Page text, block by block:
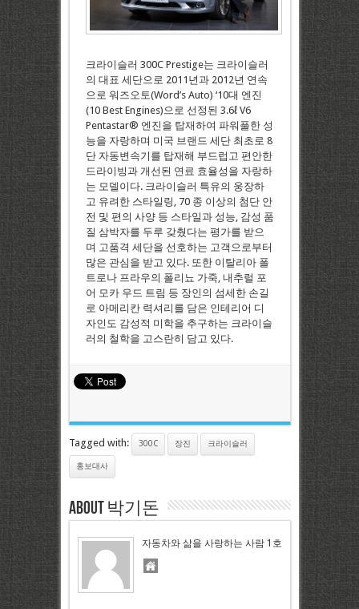
크라이슬러 300C Prestige는 크라이슬러
의 대표 세단으로 2011년과 2012년 연속
으로 워즈오토(Word’s Auto) ‘10대 엔진
(10 Best Engines)으로 선정된 3.6ℓ V6
Pentastar® 엔진을 탑재하여 파워풀한 성
능을 자랑하며 미국 브랜드 세단 최초로 8
단 자동변속기를 탑재해 부드럽고 편안한
드라이빙과 개선된 연료 효율성을 자랑하
는 모델이다. 크라이슬러 특유의 웅장하
고 유려한 스타일링, 70 종 이상의 첨단 안
전 및 편의 사양 등 스타일과 성능, 감성 품
질 삼박자를 두루 갖췄다는 평가를 받으
며 고품격 세단을 선호하는 고객으로부터
많은 관심을 받고 있다. 또한 이탈리아 폴
트로나 프라우의 폴리뇨 가죽, 내추럴 포
어 모카 우드 트림 등 장인의 섬세한 손길
로 아메리칸 력셔리를 담은 인테리어 디
자인도 감성적 미학을 추구하는 크라이슬
러의 철학을 고스란히 담고 있다.
Tagged with: 300C 장진 크라이슬러
홍보대사
About 박기돈
자동차와 삶을 사랑하는 사람 1호